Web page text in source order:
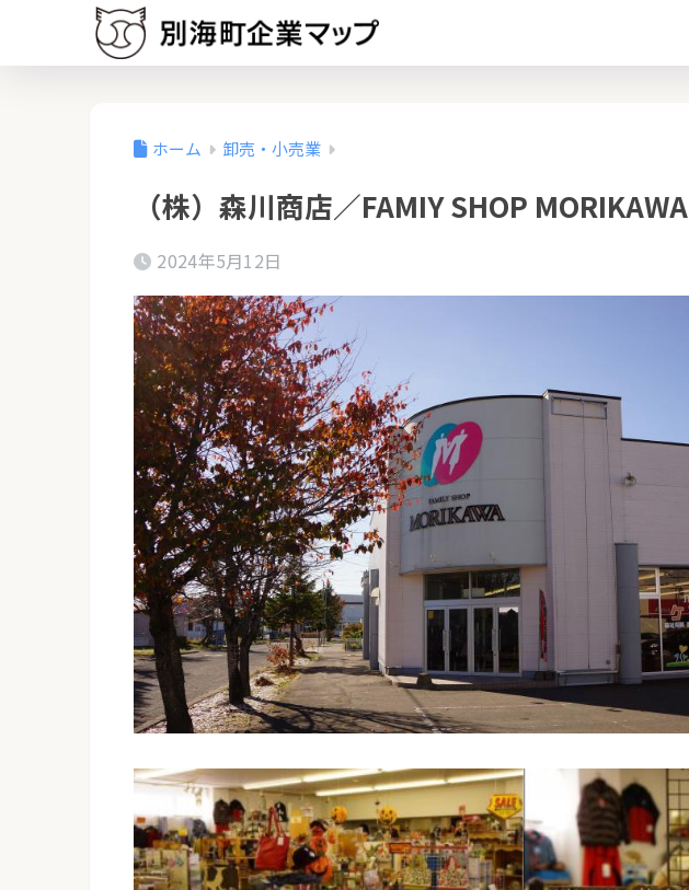
ホーム 卸売・小売業
（株）森川商店／FAMIY SHOP MORIKAWA
2024年5月12日